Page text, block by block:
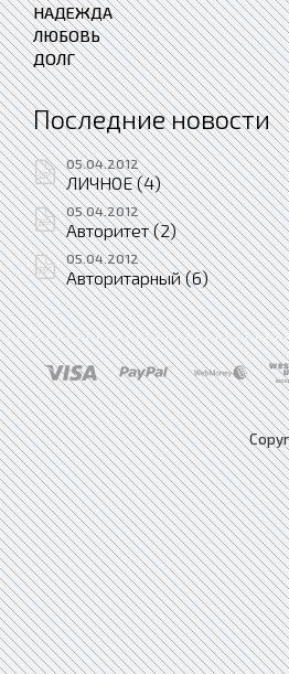
НАДЕЖДА
ЛЮБОВЬ
ДОЛГ
Последние новости
05.04.2012
ЛИЧНОЕ (4)
05.04.2012
Авторитет (2)
05.04.2012
Авторитарный (6)